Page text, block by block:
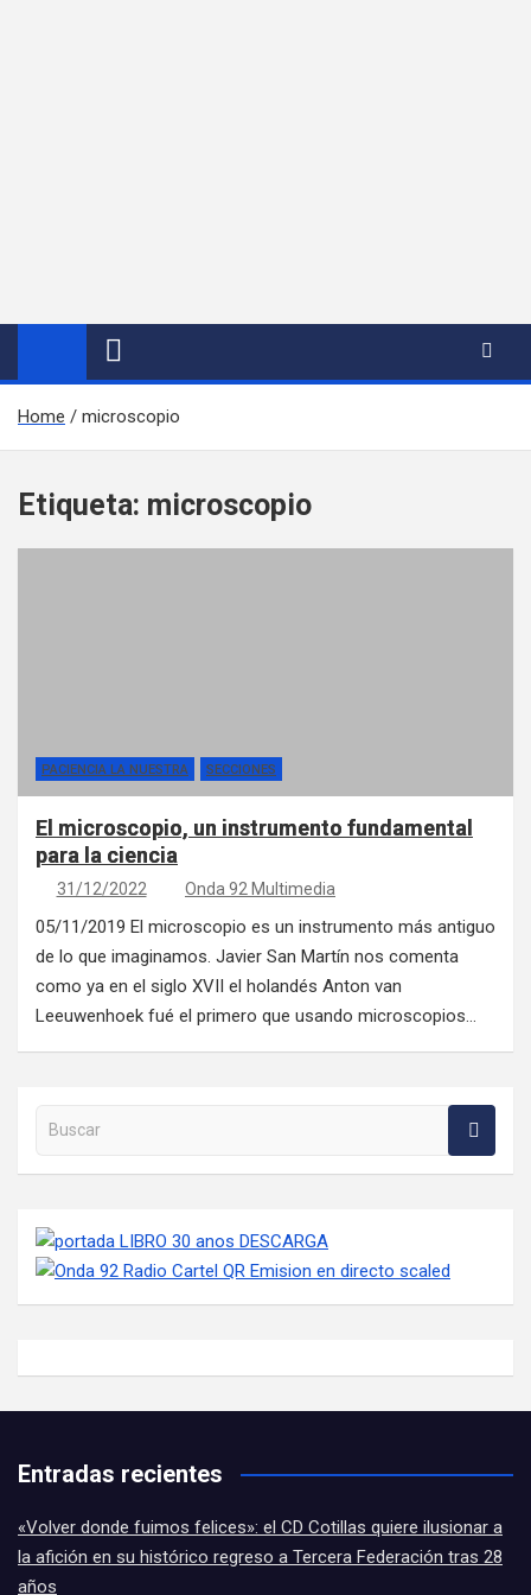
Home microscopio
Etiqueta: microscopio
PACIENCIA LA NUESTRA SECCIONES
El microscopio, un instrumento fundamental
para la ciencia
31/12/2022 Onda 92 Multimedia
05/11/2019 El microscopio es un instrumento más antiguo
de lo que imaginamos. Javier San Martín nos comenta
como ya en el siglo XVII el holandés Anton van
Leeuwenhoek fué el primero que usando microscopios…
Buscar en la web
Entradas recientes
«Volver donde fuimos felices»: el CD Cotillas quiere ilusionar a
la afición en su histórico regreso a Tercera Federación tras 28
años